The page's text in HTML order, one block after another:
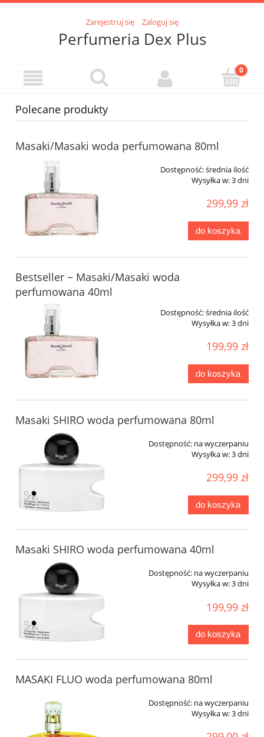
Zarejestruj się Zaloguj się
Perfumeria Dex Plus
Polecane produkty
Masaki/Masaki woda perfumowana 80ml
Dostępność:średnia ilość
Wysyłka w:3 dni
299,99 zł
do koszyka
Bestseller ~ Masaki/Masaki woda
perfumowana 40ml
Dostępność:średnia ilość
Wysyłka w:3 dni
199,99 zł
do koszyka
Masaki SHIRO woda perfumowana 80ml
Dostępność: na wyczerpaniu
Wysyłka w:3 dni
299,99 zł
do koszyka
Masaki SHIRO woda perfumowana 40ml
Dostępność: na wyczerpaniu
Wysyłka w:3 dni
199,99 zł
do koszyka
MASAKI FLUO woda perfumowana 80ml
Dostępność: na wyczerpaniu
Wysyłka w:3 dni